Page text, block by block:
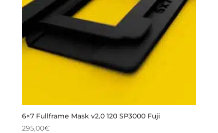
6×7 Fullframe Mask v2.0 120 SP3000 Fuji
295,00€